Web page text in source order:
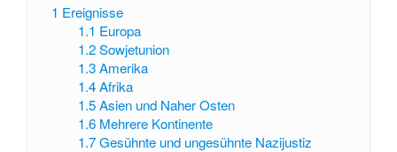
1 Ereignisse
1.1 Europa
1.2 Sowjetunion
1.3 Amerika
1.4 Afrika
1.5 Asien und Naher Osten
1.6 Mehrere Kontinente
1.7 Gesühnte und ungesühnte Nazijustiz